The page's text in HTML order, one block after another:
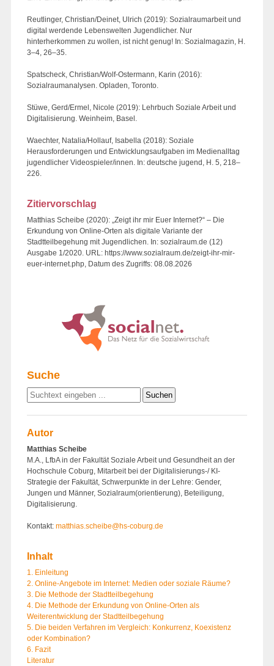
Reutlinger, Christian/Deinet, Ulrich (2019): Sozialraumarbeit und
digital werdende Lebenswelten Jugendlicher. Nur
hinterherkommen zu wollen, ist nicht genug! In: Sozialmagazin, H.
3–4, 26–35.
Spatscheck, Christian/Wolf-Ostermann, Karin (2016):
Sozialraumanalysen. Opladen, Toronto.
Stüwe, Gerd/Ermel, Nicole (2019): Lehrbuch Soziale Arbeit und
Digitalisierung. Weinheim, Basel.
Waechter, Natalia/Hollauf, Isabella (2018): Soziale
Herausforderungen und Entwicklungsaufgaben im Medienalltag
jugendlicher Videospieler/innen. In: deutsche jugend, H. 5, 218–
226.
Zitiervorschlag
Matthias Scheibe (2020): „Zeigt ihr mir Euer Internet?“ – Die
Erkundung von Online-Orten als digitale Variante der
Stadtteilbegehung mit Jugendlichen. In: sozialraum.de (12)
Ausgabe 1/2020. URL: https://www.sozialraum.de/zeigt-ihr-mir-
euer-internet.php, Datum des Zugriffs: 08.08.2026
Suche
Autor
Matthias Scheibe
M.A., LfbA in der Fakultät Soziale Arbeit und Gesundheit an der
Hochschule Coburg, Mitarbeit bei der Digitalisierungs-/ KI-
Strategie der Fakultät, Schwerpunkte in der Lehre: Gender,
Jungen und Männer, Sozialraum(orientierung), Beteiligung,
Digitalisierung.
Kontakt: matthias.scheibe@hs-coburg.de
Inhalt
1. Einleitung
2. Online-Angebote im Internet: Medien oder soziale Räume?
3. Die Methode der Stadtteilbegehung
4. Die Methode der Erkundung von Online-Orten als
Weiterentwicklung der Stadtteilbegehung
5. Die beiden Verfahren im Vergleich: Konkurrenz, Koexistenz
oder Kombination?
6. Fazit
Literatur